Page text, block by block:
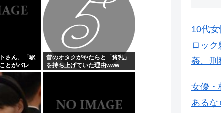
さん、「駅
とがバレ
昔のオタクがやたらと「貧乳」
を持ち上げていた理由www
10代
ロッ
姦。刑
女優・
ある